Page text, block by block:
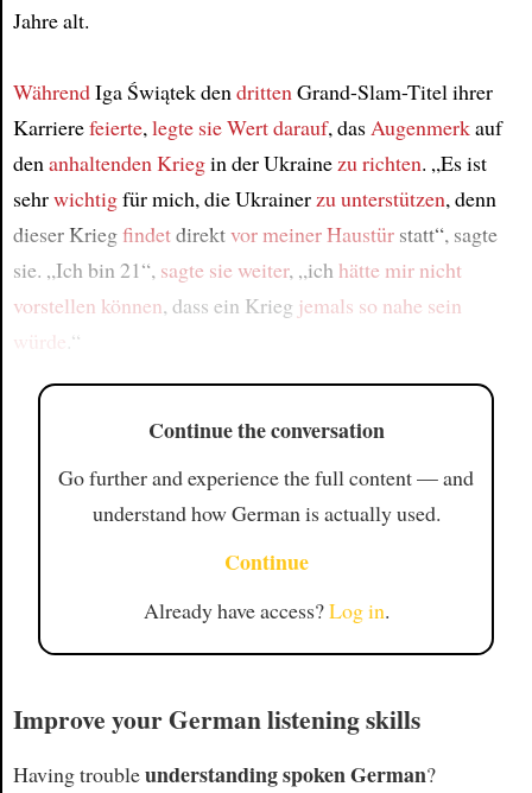
Jahre alt.
WährendIga Świątek den dritten Grand-Slam-Titel ihrer
Karrierefeierte, legte sie Wert darauf, das Augenmerkauf
den anhaltenden Kriegin der Ukraine zu richten. „Es ist
sehrwichtigfür mich, die Ukrainer zu unterstützen, denn
dieser Kriegfindetdirektvor meiner Haustürstatt“, sagte
sie. „Ich bin 21“, sagte sie weiter, „ich hätte mir nicht
vorstellen können, dass ein Krieg jemals so nahe sein
würde
.“
Continue the conversation
Go further and experience the full content — and
understand how German is actually used.
Continue
Already have access?Log in.
Improve your German listening skills
Having troubleunderstanding spoken German?